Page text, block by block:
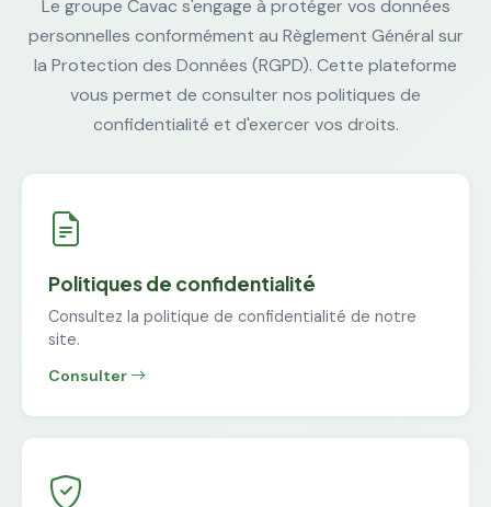
Le groupe Cavac s'engage à protéger vos données
personnelles conformément au Règlement Général sur
la Protection des Données (RGPD). Cette plateforme
vous permet de consulter nos politiques de
confidentialité et d'exercer vos droits.
Politiques de confidentialité
Consultez la politique de confidentialité de notre
site.
Consulter